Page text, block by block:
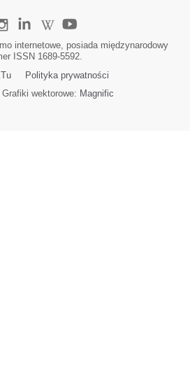
internetowe, posiada międzynarodowy
ISSN 1689-5592.
Polityka prywatności
wektorowe: Magnific